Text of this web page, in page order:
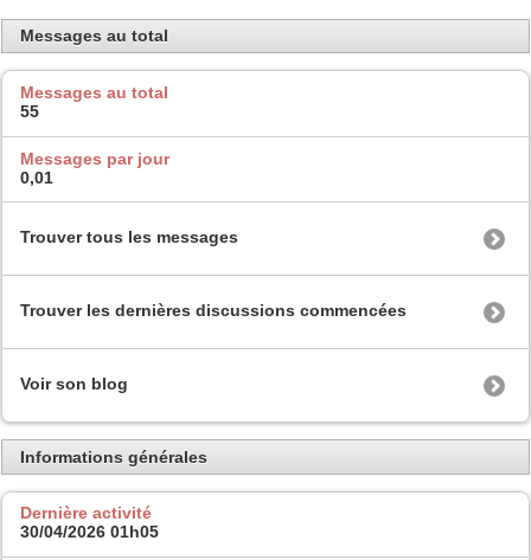
Messages au total
Messages au total
55
Messages par jour
0,01
Trouver tous les messages
Trouver les dernières discussions commencées
Voir son blog
Informations générales
Dernière activité
30/04/2026 01h05